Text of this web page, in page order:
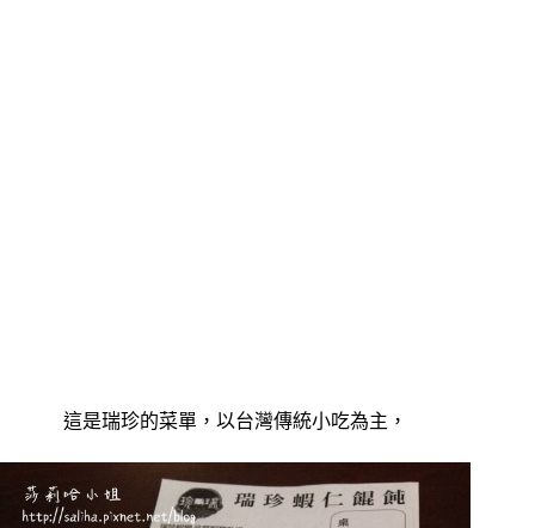
這是瑞珍的菜單，以台灣傳統小吃為主，